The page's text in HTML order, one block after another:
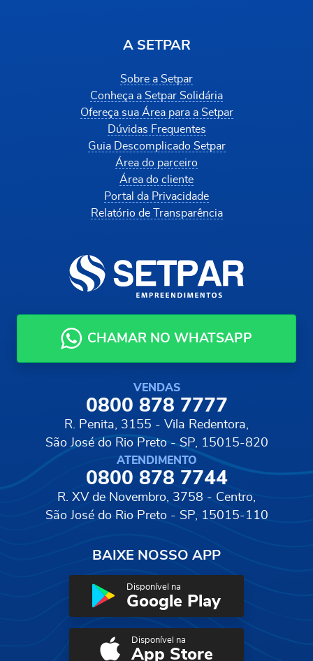
A SETPAR
Sobre a Setpar
Conheça a Setpar Solidária
Ofereça sua Área para a Setpar
Dúvidas Frequentes
Guia Descomplicado Setpar
Área do parceiro
Área do cliente
Portal da Privacidade
Relatório de Transparência
CHAMAR NO WHATSAPP
VENDAS
0800 878 7777
R. Penita, 3155 - Vila Redentora,
São José do Rio Preto - SP, 15015-820
ATENDIMENTO
0800 878 7744
R. XV de Novembro, 3758 - Centro,
São José do Rio Preto - SP, 15015-110
BAIXE NOSSO APP
Disponível na
Google Play
Disponível na
App Store